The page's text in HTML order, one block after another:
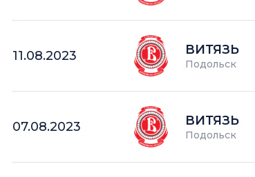
11.08.2023 ВИТЯЗЬ
Подольск
07.08.2023 ВИТЯЗЬ
Подольск